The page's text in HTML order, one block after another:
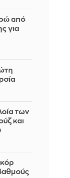
από
για
των
και